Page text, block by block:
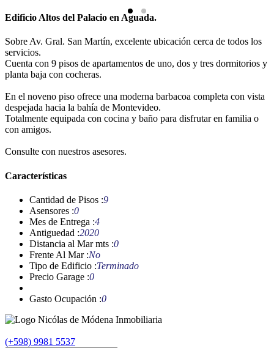
Edificio Altos del Palacio en Aguada.
Sobre Av. Gral. San Martín, excelente ubicación cerca de todos los
servicios.
Cuenta con 9 pisos de apartamentos de uno, dos y tres dormitorios y
planta baja con cocheras.
En el noveno piso ofrece una moderna barbacoa completa con vista
despejada hacia la bahía de Montevideo.
Totalmente equipada con cocina y baño para disfrutar en familia o
con amigos.
Consulte con nuestros asesores.
Características
Cantidad de Pisos :9
Asensores :0
Mes de Entrega :4
Antiguedad :2020
Distancia al Mar mts :0
Frente Al Mar :No
Tipo de Edificio :Terminado
Precio Garage :0
Gasto Ocupación :0
(+598) 9981 5537